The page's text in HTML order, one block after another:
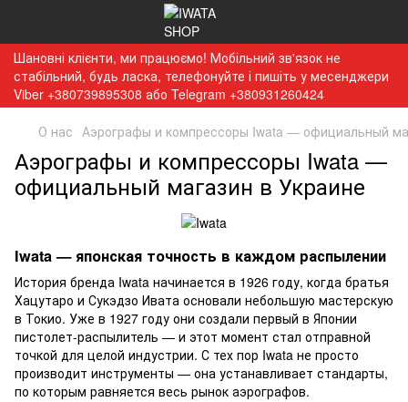
Шановні клієнти, ми працюємо! Мобільний зв'язок не
стабільний, будь ласка, телефонуйте і пишіть у месенджери
Viber +380739895308 або Telegram +380931260424
О нас Аэрографы и компрессоры Iwata — официальный
Аэрографы и компрессоры Iwata —
официальный магазин в Украине
Iwata — японская точность в каждом распылении
История бренда Iwata начинается в 1926 году, когда братья
Хацутаро и Сукэдзо Ивата основали небольшую мастерскую
в Токио. Уже в 1927 году они создали первый в Японии
пистолет-распылитель — и этот момент стал отправной
точкой для целой индустрии. С тех пор Iwata не просто
производит инструменты — она устанавливает стандарты,
по которым равняется весь рынок аэрографов.